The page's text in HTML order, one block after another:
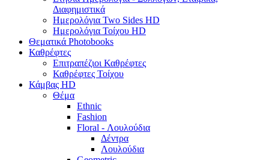
Διαφημιστικά
Ημερολόγια Two Sides HD
Ημερολόγια Τοίχου HD
Θεματικά Photobooks
Καθρέφτες
Επιτραπέζιοι Καθρέφτες
Καθρέφτες Τοίχου
Κάμβας HD
Θέμα
Ethnic
Fashion
Floral - Λουλούδια
Δέντρα
Λουλούδια